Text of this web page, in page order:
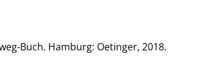
Buch. Hamburg: Oetinger, 2018.